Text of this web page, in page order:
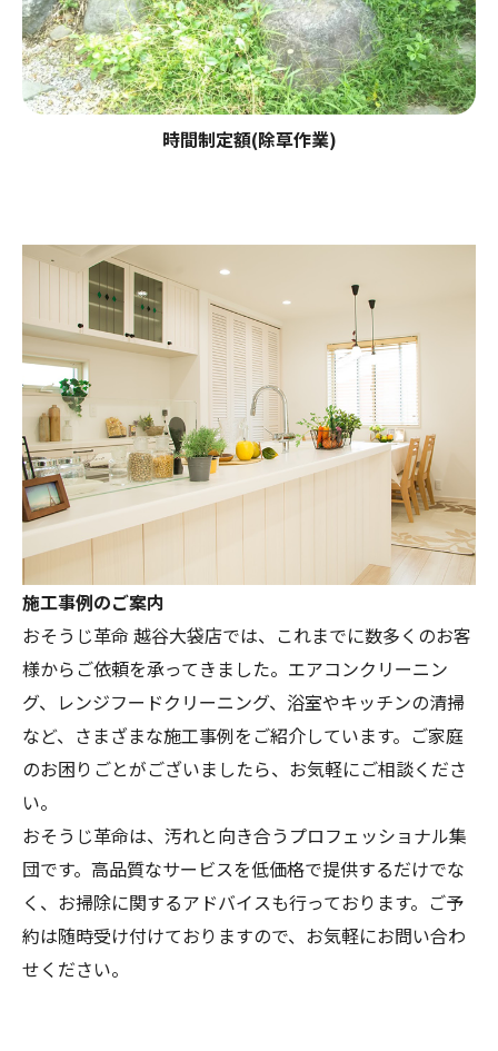
時間制定額(除草作業)
施工事例のご案内
おそうじ革命 越谷大袋店では、これまでに数多くのお客
様からご依頼を承ってきました。エアコンクリーニン
グ、レンジフードクリーニング、浴室やキッチンの清掃
など、さまざまな施工事例をご紹介しています。ご家庭
のお困りごとがございましたら、お気軽にご相談くださ
い。
おそうじ革命は、汚れと向き合うプロフェッショナル集
団です。高品質なサービスを低価格で提供するだけでな
く、お掃除に関するアドバイスも行っております。ご予
約は随時受け付けておりますので、お気軽にお問い合わ
せください。
お問い合わせはこちら